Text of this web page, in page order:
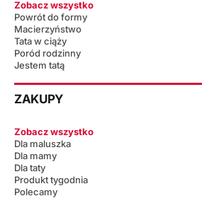
Zobacz wszystko
Powrót do formy
Macierzyństwo
Tata w ciąży
Poród rodzinny
Jestem tatą
ZAKUPY
Zobacz wszystko
Dla maluszka
Dla mamy
Dla taty
Produkt tygodnia
Polecamy